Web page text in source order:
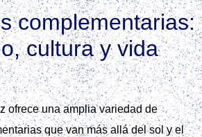
complementarias:
cultura y vida
ofrece una amplia variedad de
que van más allá del sol y el